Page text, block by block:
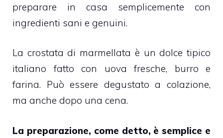
preparare in casa semplicemente con
ingredienti sani e genuini.
La crostata di marmellata è un dolce tipico
italiano fatto con uova fresche, burro e
farina. Può essere degustato a colazione,
ma anche dopo una cena.
La preparazione, come detto, è semplice e